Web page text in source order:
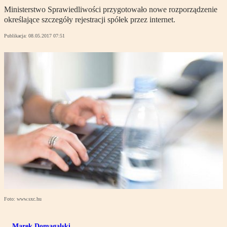
Ministerstwo Sprawiedliwości przygotowało nowe rozporządzenie
określające szczegóły rejestracji spółek przez internet.
Publikacja: 08.05.2017 07:51
Foto: www.sxc.hu